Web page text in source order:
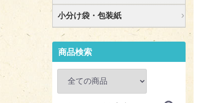
小分け袋・包装紙
商品検索